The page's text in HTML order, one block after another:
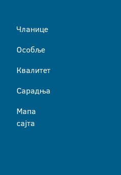
Чланице
Особље
Квалитет
Сарадња
Мапа
сајта